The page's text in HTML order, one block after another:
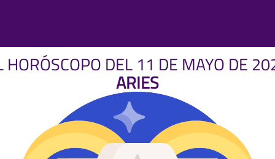
HORÓSCOPO DEL 11 DE MAYO DE
ARIES